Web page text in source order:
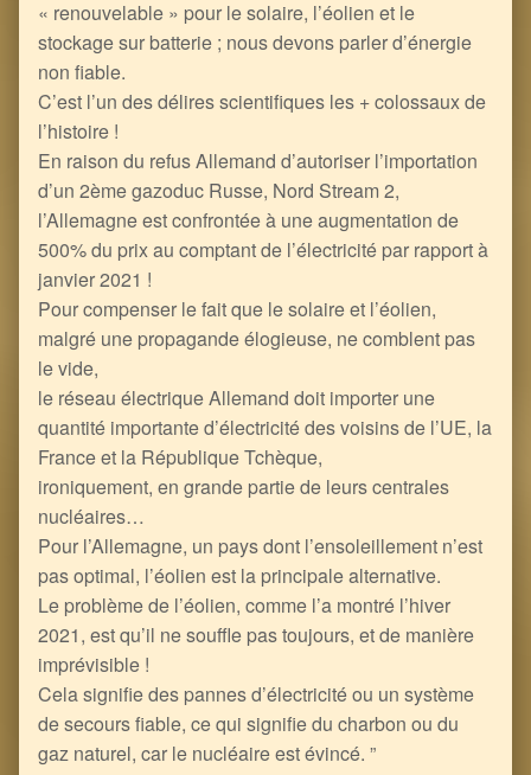
« renouvelable » pour le solaire, l’éolien et le
stockage sur batterie ; nous devons parler d’énergie
non fiable.
C’est l’un des délires scientifiques les + colossaux de
l’histoire !
En raison du refus Allemand d’autoriser l’importation
d’un 2ème gazoduc Russe, Nord Stream 2,
l’Allemagne est confrontée à une augmentation de
500% du prix au comptant de l’électricité par rapport à
janvier 2021 !
Pour compenser le fait que le solaire et l’éolien,
malgré une propagande élogieuse, ne comblent pas
le vide,
le réseau électrique Allemand doit importer une
quantité importante d’électricité des voisins de l’UE, la
France et la République Tchèque,
ironiquement, en grande partie de leurs centrales
nucléaires…
Pour l’Allemagne, un pays dont l’ensoleillement n’est
pas optimal, l’éolien est la principale alternative.
Le problème de l’éolien, comme l’a montré l’hiver
2021, est qu’il ne souffle pas toujours, et de manière
imprévisible !
Cela signifie des pannes d’électricité ou un système
de secours fiable, ce qui signifie du charbon ou du
gaz naturel, car le nucléaire est évincé. ”